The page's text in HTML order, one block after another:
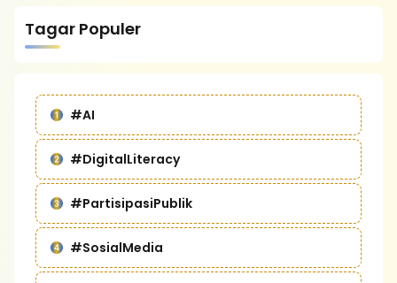
Tagar Populer
#AI
#DigitalLiteracy
#PartisipasiPublik
#SosialMedia